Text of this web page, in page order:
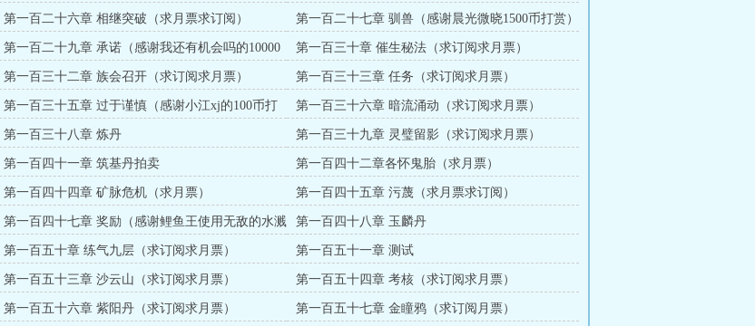
币打赏）
第一百二十六章 相继突破（求月票求订阅） 第一百二十七章 驯兽（感谢晨光微晓1500币打赏）
第一百二十九章 承诺（感谢我还有机会吗的10000
点币打赏）
第一百三十章 催生秘法（求订阅求月票）
第一百三十二章 族会召开（求订阅求月票） 第一百三十三章 任务（求订阅求月票）
第一百三十五章 过于谨慎（感谢小江xj的100币打
赏）
第一百三十六章 暗流涌动（求订阅求月票）
第一百三十八章 炼丹 第一百三十九章 灵璧留影（求订阅求月票）
第一百四十一章 筑基丹拍卖 第一百四十二章各怀鬼胎（求月票）
第一百四十四章 矿脉危机（求月票） 第一百四十五章 污蔑（求月票求订阅）
第一百四十七章 奖励（感谢鲤鱼王使用无敌的水溅
跃打赏100起点币）
第一百四十八章 玉麟丹
第一百五十章 练气九层（求订阅求月票） 第一百五十一章 测试
第一百五十三章 沙云山（求订阅求月票） 第一百五十四章 考核（求订阅求月票）
第一百五十六章 紫阳丹（求订阅求月票） 第一百五十七章 金瞳鸦（求订阅月票）